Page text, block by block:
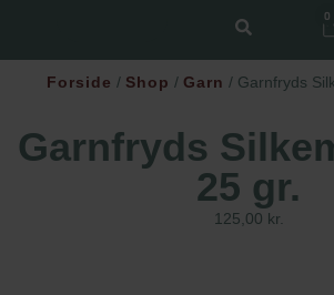
0
Forside / Shop / Garn / Garnfryds
Garnfryds
25 gr.
125,00 kr.